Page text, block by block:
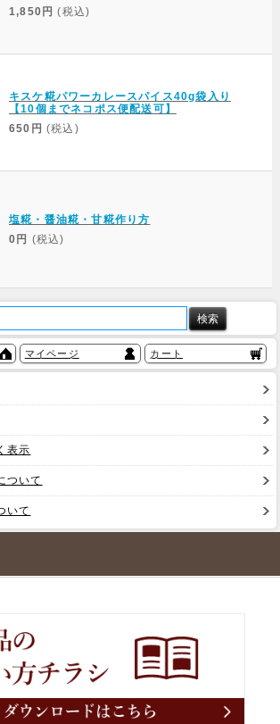
1,850円 (税込)
キスケ糀パワーカレースパイス40g袋入り
【10個までネコポス便配送可】
650円 (税込)
塩糀・醤油糀・甘糀作り方
0円 (税込)
マイページ カート
表示
ついて
いて